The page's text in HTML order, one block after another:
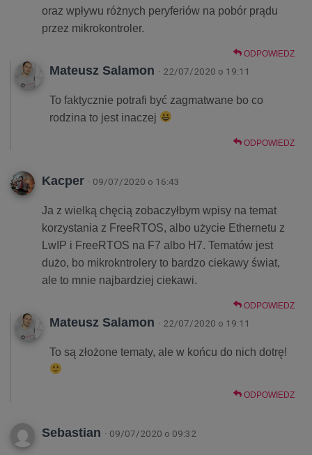
oraz wpływu różnych peryferiów na pobór prądu
przez mikrokontroler.
ODPOWIEDZ
Mateusz Salamon · 22/07/2020 o 19:11
To faktycznie potrafi być zagmatwane bo co
rodzina to jest inaczej
ODPOWIEDZ
Kacper · 09/07/2020 o 16:43
Ja z wielką chęcią zobaczyłbym wpisy na temat
korzystania z FreeRTOS, albo użycie Ethernetu z
LwIP i FreeRTOS na F7 albo H7. Tematów jest
dużo, bo mikrokntrolery to bardzo ciekawy świat,
ale to mnie najbardziej ciekawi.
ODPOWIEDZ
Mateusz Salamon · 22/07/2020 o 19:11
To są złożone tematy, ale w końcu do nich dotrę!
ODPOWIEDZ
Sebastian · 09/07/2020 o 09:32